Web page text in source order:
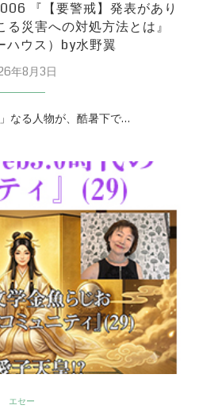
『【要警戒】発表があり
災害への対処方法とは』
ハウス）by水野翼
年8月3日
なる人物が、酷暑下で…
エセー